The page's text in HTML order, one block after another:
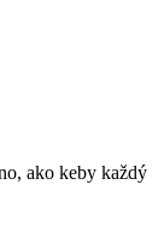
ako keby každý